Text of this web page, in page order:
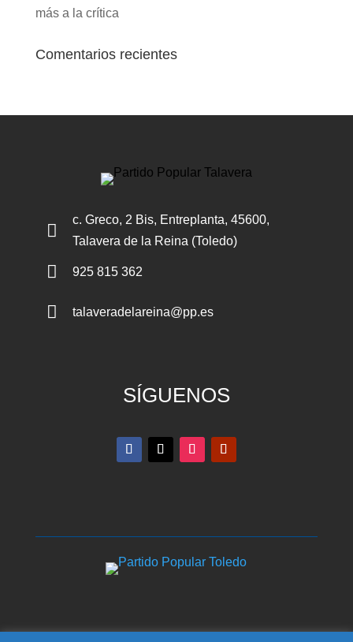
más a la crítica
Comentarios recientes

c. Greco, 2 Bis, Entreplanta, 45600,
Talavera de la Reina (Toledo)
 925 815 362
 talaveradelareina@pp.es
SÍGUENOS